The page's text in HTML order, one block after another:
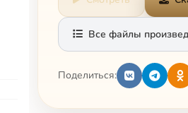
Все файлы
Поделиться: